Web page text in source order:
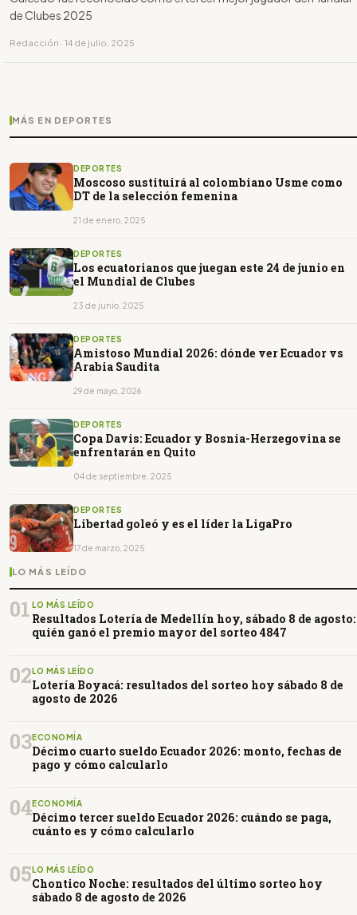
de Clubes 2025
Redacción · 14 de julio, 2025
MÁS EN DEPORTES
DEPORTES
Moscoso sustituirá al colombiano Usme como
DT de la selección femenina
21 de enero, 2025
DEPORTES
Los ecuatorianos que juegan este 24 de junio en
el Mundial de Clubes
23 de junio, 2025
DEPORTES
Amistoso Mundial 2026: dónde ver Ecuador vs
Arabia Saudita
29 de mayo, 2026
DEPORTES
Copa Davis: Ecuador y Bosnia-Herzegovina se
enfrentarán en Quito
04 de septiembre, 2025
DEPORTES
Libertad goleó y es el líder la LigaPro
17 de marzo, 2025
LO MÁS LEÍDO
01 LO MÁS LEÍDO
Resultados Lotería de Medellín hoy, sábado 8 de agosto:
quién ganó el premio mayor del sorteo 4847
02 LO MÁS LEÍDO
Lotería Boyacá: resultados del sorteo hoy sábado 8 de
agosto de 2026
03ECONOMÍA
Décimo cuarto sueldo Ecuador 2026: monto, fechas de
pago y cómo calcularlo
04ECONOMÍA
Décimo tercer sueldo Ecuador 2026: cuándo se paga,
cuánto es y cómo calcularlo
05 LO MÁS LEÍDO
Chontico Noche: resultados del último sorteo hoy
sábado 8 de agosto de 2026